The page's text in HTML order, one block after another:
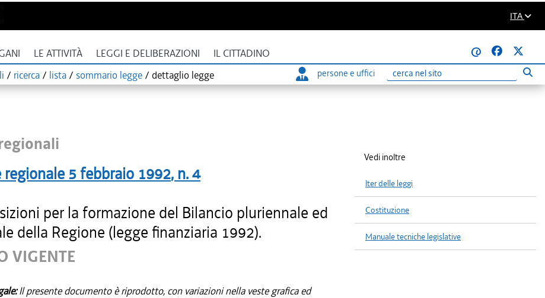
ITA
LE ATTIVITÀ LEGGI E DELIBERAZIONI IL CITTADINO
@
/ ricerca / lista / sommario legge / dettaglio legge persone e uffici
Ricerca
regionale 5 febbraio 1992, n.4
per la formazione del Bilancio pluriennale ed
della Regione (legge finanziaria 1992).
VIGENTE
Il presente documento è riprodotto, con variazioni nella veste grafica ed
Vedi inoltre
Iter delle leggi
Costituzione
Manuale tecniche legislative